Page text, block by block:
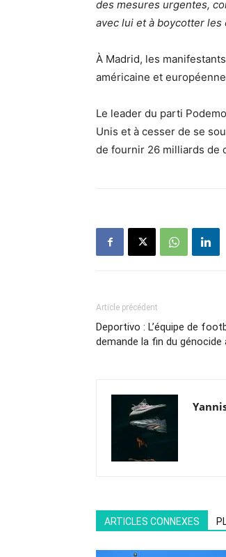
des mesures urgentes,
avec lui et à boycotter
À Madrid, les
américaine et
Le leader du parti
Unis et à cesser de se
de fournir 26 milliards de
Article précédent
Deportivo : L’équipe de
demande la fin du génocide
ARTICLES CONNEXES